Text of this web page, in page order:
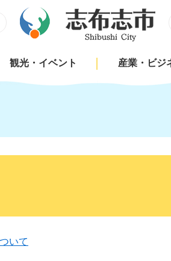
観光・イベント 産業・ビジ
いて